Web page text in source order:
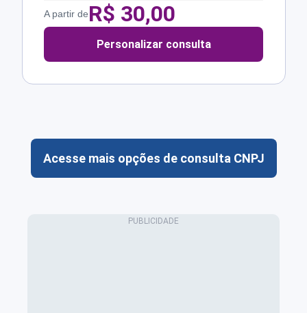
A partir deR$ 30,00
Personalizar consulta
Acesse mais opções de consulta CNPJ